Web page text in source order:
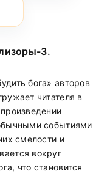
3.
бога» авторов
читателя в
событиями
смелости и
вокруг
что становится